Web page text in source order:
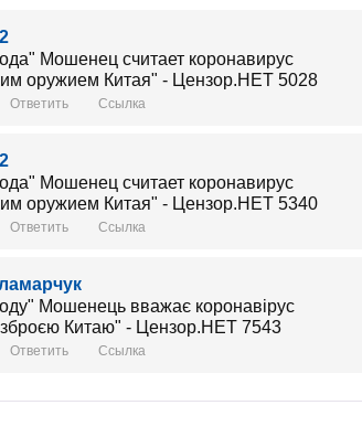
Ответить Ссылка
Ответить Ссылка
Ответить Ссылка